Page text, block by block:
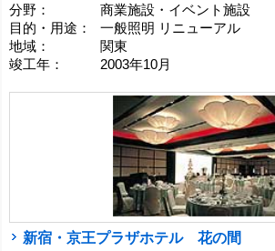
分野：
商業施設・イベント施設
目的・用途：
一般照明 リニューアル
地域：
関東
竣工年：
2003年10月
新宿・京王プラザホテル 花の間